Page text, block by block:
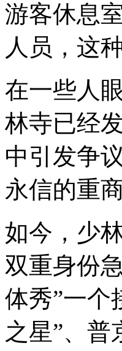
游客休息
人员，这
在一些人
林寺已经
中引发争
永信的重
如今，少
双重身份
体秀”一个
之星”、